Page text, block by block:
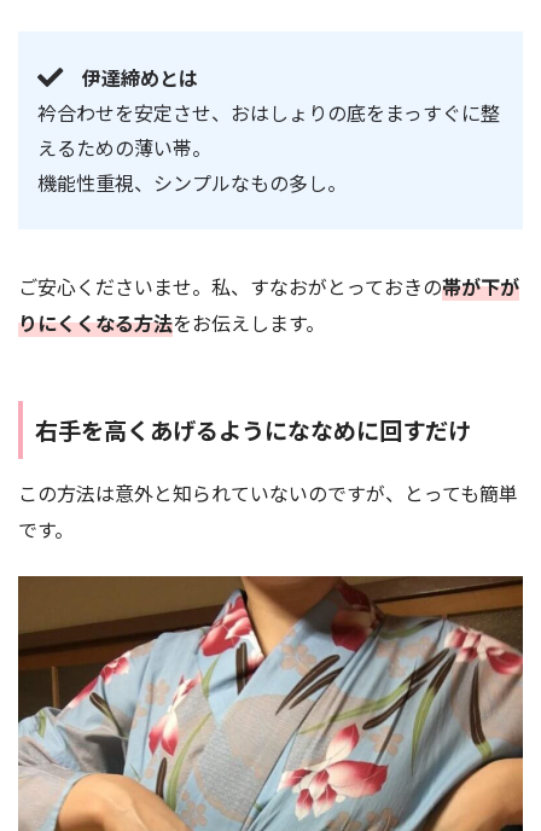
高すぎると幼く、低すぎると老けてみえるんです。
帯は前より後ろが上がっているほうが断然かっこいいで
す。
手順3
伊達締めとは
衿合わせを安定させ、おはしょりの底をまっすぐに整
えるための薄い帯。
機能性重視、シンプルなもの多し。
ご安心くださいませ。私、すなおがとっておきの帯が下が
りにくくなる方法をお伝えします。
右手を高くあげるようにななめに回すだけ
この方法は意外と知られていないのですが、とっても簡単
です。